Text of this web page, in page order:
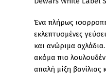
Ένα πλήρως
εκλεπτυσμένες
και ανώριμα
ακόμα πιο
απαλή μίξη βανίλιας